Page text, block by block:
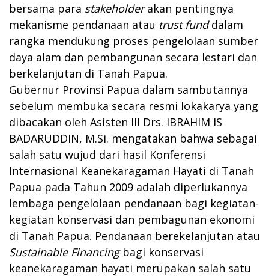
bersama para stakeholderakan pentingnya
mekanisme pendanaan atau trust funddalam
rangka mendukung proses pengelolaan sumber
daya alam dan pembangunan secara lestari dan
berkelanjutan di Tanah Papua.
Gubernur Provinsi Papua dalam sambutannya
sebelum membuka secara resmi lokakarya yang
dibacakan oleh Asisten III Drs. IBRAHIM IS
BADARUDDIN, M.Si. mengatakan bahwa sebagai
salah satu wujud dari hasil Konferensi
Internasional Keanekaragaman Hayati di Tanah
Papua pada Tahun 2009 adalah diperlukannya
lembaga pengelolaan pendanaan bagi kegiatan-
kegiatan konservasi dan pembagunan ekonomi
di Tanah Papua. Pendanaan berekelanjutan atau
Sustainable Financingbagi konservasi
keanekaragaman hayati merupakan salah satu